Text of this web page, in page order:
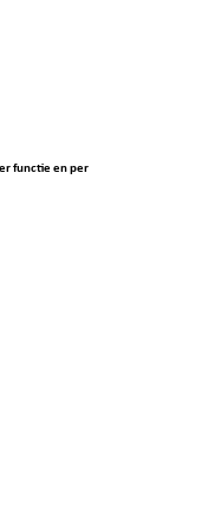
functie en per